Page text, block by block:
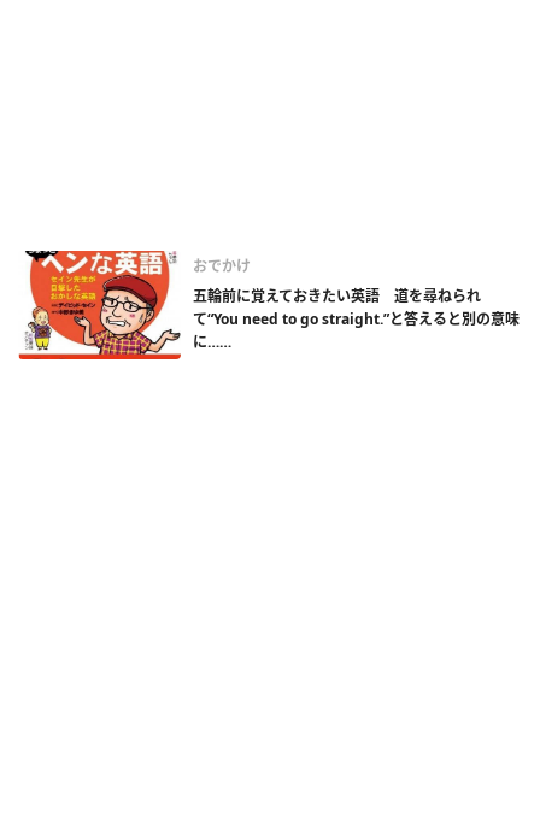
おでかけ
五輪前に覚えておきたい英語 道を尋ねられ
て“You need to go straight.”と答えると別の意味
に……